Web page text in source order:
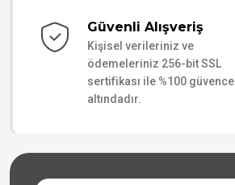
Güvenli Alışveriş
Kişisel verileriniz ve
ödemeleriniz 256-bit SSL
sertifikası ile %100 güvence
altındadır.